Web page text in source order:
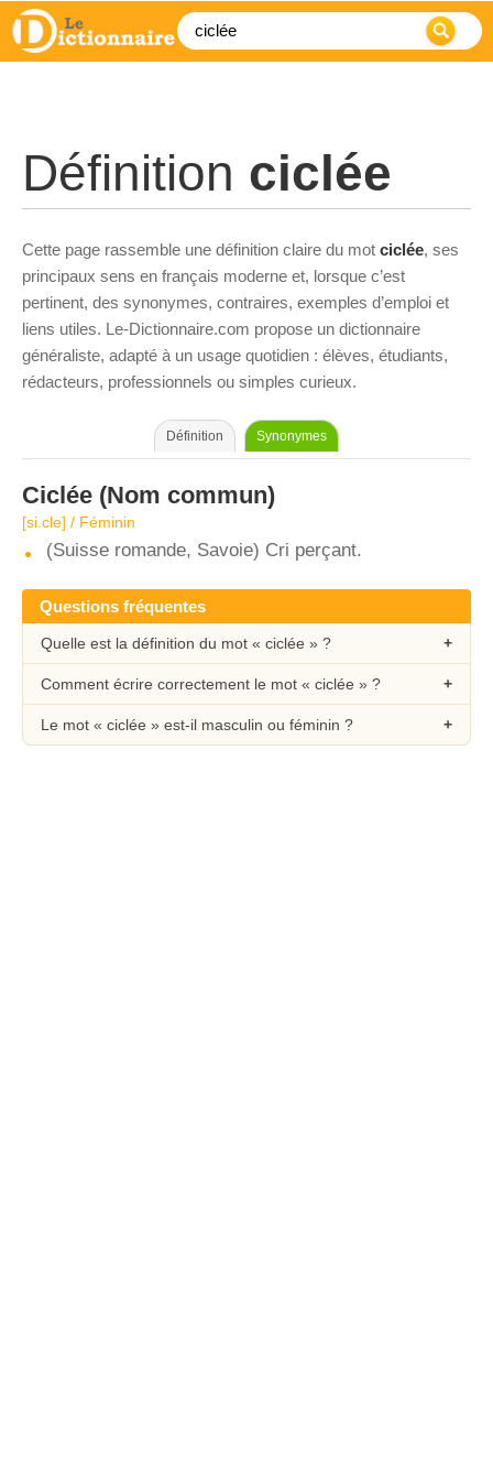
Définition ciclée
Cette page rassemble une définition claire du mot ciclée, ses
principaux sens en français moderne et, lorsque c’est
pertinent, des synonymes, contraires, exemples d’emploi et
liens utiles. Le-Dictionnaire.com propose un dictionnaire
généraliste, adapté à un usage quotidien : élèves, étudiants,
rédacteurs, professionnels ou simples curieux.
Définition Synonymes
Ciclée (Nom commun)
[si.cle] / Féminin
(Suisse romande, Savoie) Cri perçant.
Questions fréquentes
Quelle est la définition du mot « ciclée » ?
Comment écrire correctement le mot « ciclée » ?
Le mot « ciclée » est-il masculin ou féminin ?